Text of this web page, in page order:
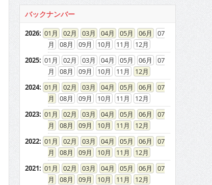
バックナンバー
2026: 01 02 03 04 05 06
07
08
09 10 11
12
2025: 01 02 03 04 05 06
07
08
09 10 11
12
2024: 01 02 03 04 05 06
07
08
09 10 11
12
2023: 01 02 03 04 05 06
07
08
09 10 11
12
2022: 01 02 03 04 05 06
07
08
09 10 11
12
2021: 01 02 03 04 05 06
07
08
09 10 11
12